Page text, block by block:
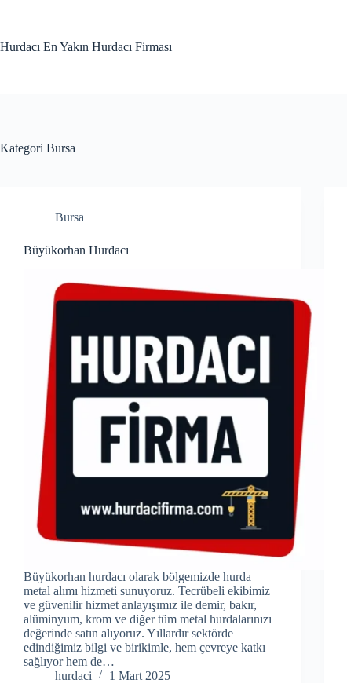
Hurdacı En Yakın Hurdacı Firması
Kategori Bursa
Bursa
Büyükorhan Hurdacı
Büyükorhan hurdacı olarak bölgemizde hurda
metal alımı hizmeti sunuyoruz. Tecrübeli ekibimiz
ve güvenilir hizmet anlayışımız ile demir, bakır,
alüminyum, krom ve diğer tüm metal hurdalarınızı
değerinde satın alıyoruz. Yıllardır sektörde
edindiğimiz bilgi ve birikimle, hem çevreye katkı
sağlıyor hem de…
hurdaci
1 Mart 2025